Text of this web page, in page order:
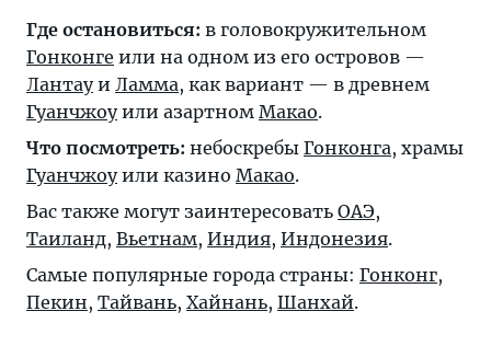
Где остановиться: в головокружительном
Гонконге или на одном из его островов —
Лантауи Ламма, как вариант — в древнем
Гуанчжоуили азартном Макао.
Что посмотреть: небоскребы Гонконга, храмы
Гуанчжоуили казино Макао.
Вас также могут заинтересовать ОАЭ,
Таиланд, Вьетнам, Индия, Индонезия.
Самые популярные города страны: Гонконг,
Пекин, Тайвань, Хайнань, Шанхай.